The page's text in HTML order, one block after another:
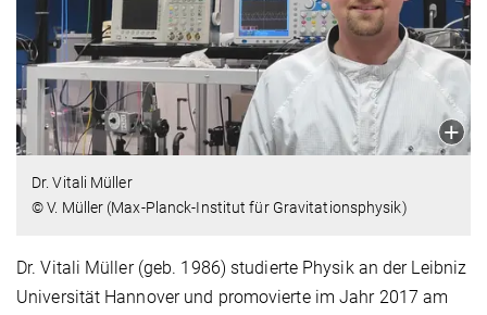
Dr. Vitali Müller
© V. Müller (Max-Planck-Institut für Gravitationsphysik)
Dr. Vitali Müller (geb. 1986) studierte Physik an der Leibniz
Universität Hannover und promovierte im Jahr 2017 am